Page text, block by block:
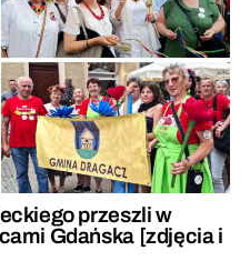
przeszli w
Gdańska [zdjęcia i